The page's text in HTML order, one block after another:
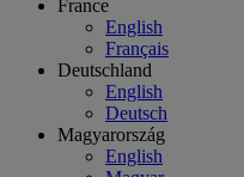
France
English
Français
Deutschland
English
Deutsch
Magyarország
English